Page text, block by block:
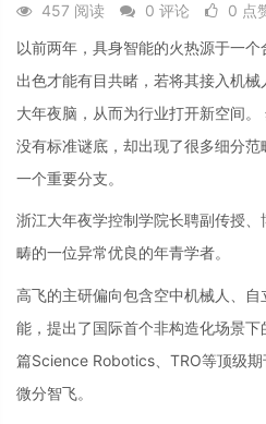
457 阅读 0 评论
0 点
以前两年，具身智能的火热源于一
出色才能有目共睹，若将其接入机
大年夜脑，从而为行业打开新空间
没有标准谜底，却出现了很多细分
一个重要分支。
浙江大年夜学控制学院长聘副传授
畴的一位异常优良的年青学者。
高飞的主研偏向包含空中机械人、
能，提出了国际首个非构造化场景
篇Science Robotics、TRO等顶级
微分智飞。